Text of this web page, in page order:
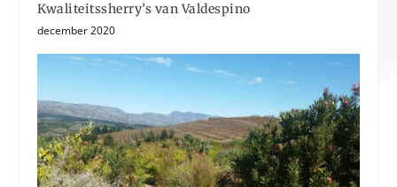
Kwaliteitssherry’s van Valdespino
december 2020